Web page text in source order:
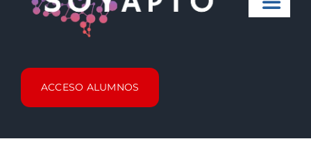
Toggle
Cursos Metro
ACCESO ALUMNOS